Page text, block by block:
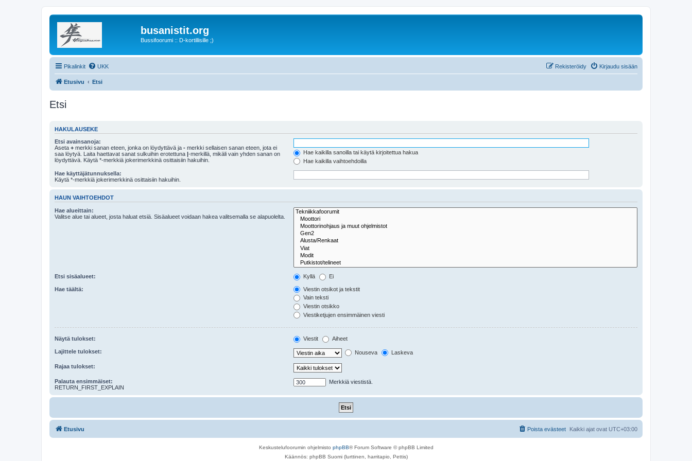
busanistit.org
Bussifoorumi :: D-kortillisille ;)
Pikalinkit UKK Kirjaudu sisään
Rekisteröidy
Etusivu Etsi
Etsi
HAKULAUSEKE
Etsi avainsanoja:
Aseta + merkki sanan eteen, jonka on löydyttävä ja - merkki sellaisen sanan eteen, jota ei
saa löytyä. Laita haettavat sanat sulkuihin erotettuna |-merkillä, mikäli vain yhden sanan on
löydyttävä. Käytä *-merkkiä jokerimerkkinä osittaisiin hakuihin.
Hae kaikilla sanoilla tai käytä kirjoitettua hakua
Hae kaikilla vaihtoehdoilla
Hae käyttäjätunnuksella:
Käytä *-merkkiä jokerimerkkinä osittaisiin hakuihin.
HAUN VAIHTOEHDOT
Hae alueittain:
Valitse alue tai alueet, josta haluat etsiä. Sisäalueet voidaan hakea valitsemalla se alapuolelta.
Etsi sisäalueet: Kyllä Ei
Hae täältä:
Viestin otsikot ja tekstit
Vain teksti
Viestin otsikko
Viestiketjujen ensimmäinen viesti
Näytä tulokset: Viestit Aiheet
Lajittele tulokset: Nouseva Laskeva
Rajaa tulokset:
Palauta ensimmäiset:
RETURN_FIRST_EXPLAIN
Merkkiä viestistä.
Etusivu Kaikki ajat ovat UTC+03:00
Poista evästeet
Keskustelufoorumin ohjelmisto phpBB® Forum Software © phpBB Limited
Käännös: phpBB Suomi (lurttinen, harritapio, Pettis)